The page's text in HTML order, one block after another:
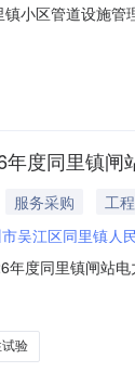
小区管道设施
购方式：竞争
度同里镇
服务采购
工程
吴江区同里镇人
度同里镇闸站
验及升船机闸站
验